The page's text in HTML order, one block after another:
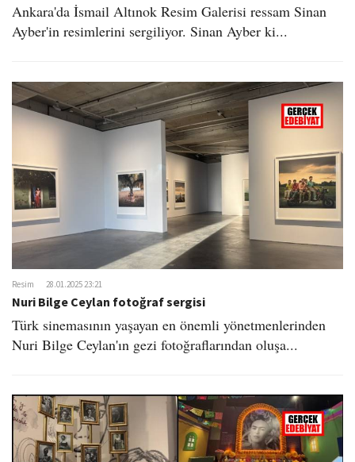
Ankara'da İsmail Altınok Resim Galerisi ressam Sinan
Ayber'in resimlerini sergiliyor. Sinan Ayber ki...
Resim 28.01.2025 23:21
Nuri Bilge Ceylan fotoğraf sergisi
Türk sinemasının yaşayan en önemli yönetmenlerinden
Nuri Bilge Ceylan'ın gezi fotoğraflarından oluşa...